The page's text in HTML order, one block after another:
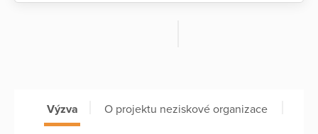
Výzva O projektu neziskové organizace